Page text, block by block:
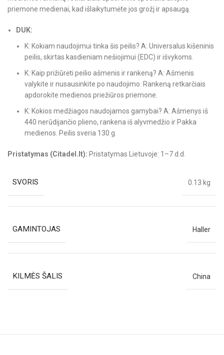
priemone medienai, kad išlaikytumėte jos grožį ir apsaugą.
DUK:
K: Kokiam naudojimui tinka šis peilis? A: Universalus kišeninis
peilis, skirtas kasdieniam nešiojimui (EDC) ir išvykoms.
K: Kaip prižiūrėti peilio ašmenis ir rankeną? A: Ašmenis
valykite ir nusausinkite po naudojimo. Rankeną retkarčiais
apdorokite medienos priežiūros priemone.
K: Kokios medžiagos naudojamos gamybai? A: Ašmenys iš
440 nerūdijančio plieno, rankena iš alyvmedžio ir Pakka
medienos. Peilis sveria 130 g.
Pristatymas (Citadel.lt): Pristatymas Lietuvoje: 1–7 d.d.
SVORIS 0.13 kg
GAMINTOJAS Haller
KILMĖS ŠALIS China